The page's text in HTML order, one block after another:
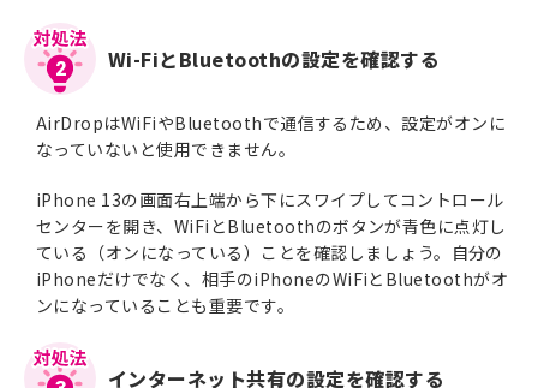
2 Wi-FiとBluetoothの設定を確認する
AirDropはWiFiやBluetoothで通信するため、設定がオンに
なっていないと使用できません。
iPhone 13の画面右上端から下にスワイプしてコントロール
センターを開き、WiFiとBluetoothのボタンが青色に点灯し
ている（オンになっている）ことを確認しましょう。自分の
iPhoneだけでなく、相手のiPhoneのWiFiとBluetoothがオ
ンになっていることも重要です。
インターネット共有の設定を確認する